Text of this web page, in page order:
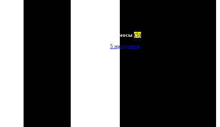
Термосы (5)
5 продуктов